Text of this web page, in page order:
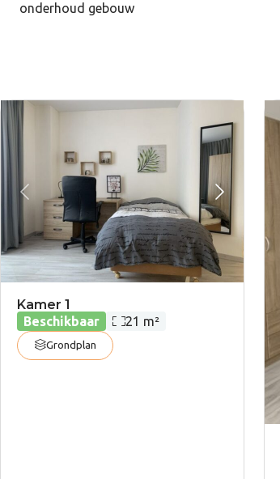
onderhoud gebouw
Kamer 1
Beschikbaar Oppervlakte:
21 m²
Grondplan